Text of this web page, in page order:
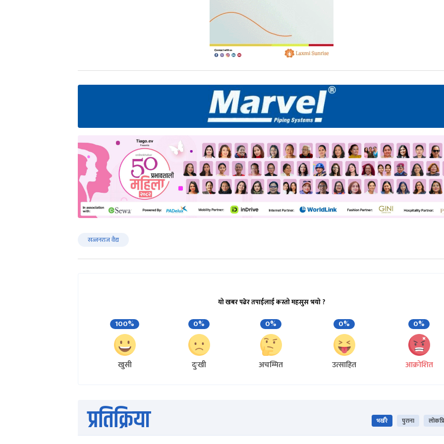
सज्जनराज वैद्य
यो खबर पढेर तपाईलाई कस्तो महसुस भयो ?
100%
खुसी
0%
दुःखी
0%
अचम्मित
0%
उत्साहित
0%
आक्रोशित
प्रतिक्रिया भर्खरै पुराना